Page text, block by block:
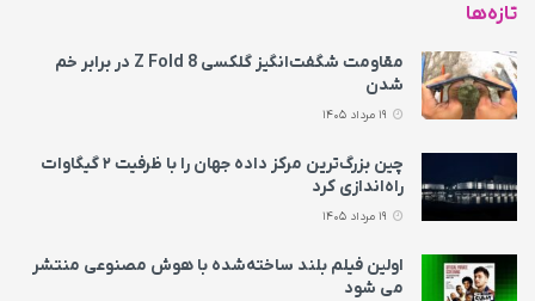
تازه‌ها
مقاومت شگفت‌انگیز گلکسی Z Fold 8 در برابر خم
شدن
چین بزرگ‌ترین مرکز داده جهان را با ظرفیت ۲ گیگاوات
راه‌اندازی کرد
اولین فیلم بلند ساخته‌شده با هوش مصنوعی منتشر
می‌ شود